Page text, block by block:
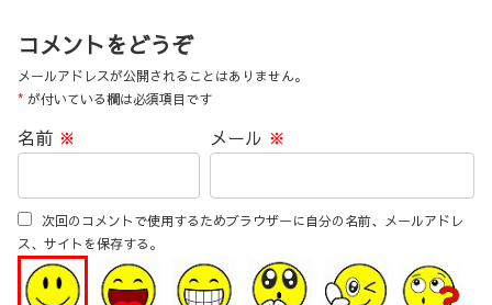
コメントをどうぞ
メールアドレスが公開されることはありません。
* が付いている欄は必須項目です
名前 ※ メール ※
次回のコメントで使用するためブラウザーに自分の名前、メールアドレ
ス、サイトを保存する。